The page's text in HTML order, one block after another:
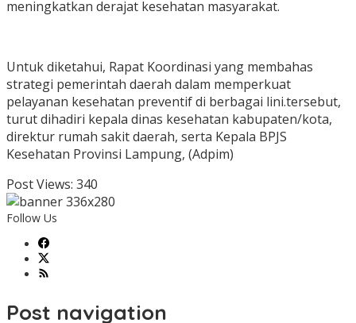
meningkatkan derajat kesehatan masyarakat.
Untuk diketahui, Rapat Koordinasi yang membahas
strategi pemerintah daerah dalam memperkuat
pelayanan kesehatan preventif di berbagai lini.tersebut,
turut dihadiri kepala dinas kesehatan kabupaten/kota,
direktur rumah sakit daerah, serta Kepala BPJS
Kesehatan Provinsi Lampung, (Adpim)
Post Views: 340
Follow Us
Post navigation